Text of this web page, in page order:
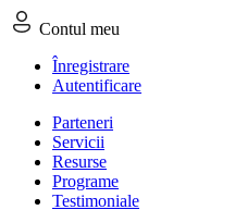
Contul meu
Înregistrare
Autentificare
Parteneri
Servicii
Resurse
Programe
Testimoniale